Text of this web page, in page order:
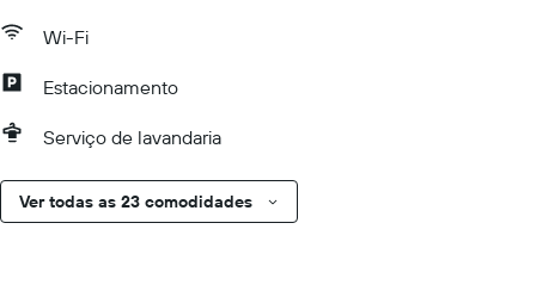
Wi-Fi
Estacionamento
Serviço de lavandaria
Ver todas as 23 comodidades